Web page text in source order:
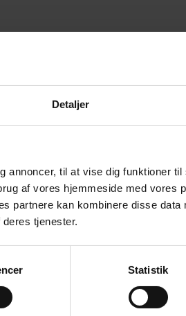
Detaljer
annoncer, til at vise dig funktioner
af vores hjemmeside med vores
partnere kan kombinere disse
tjenester.
Statistik